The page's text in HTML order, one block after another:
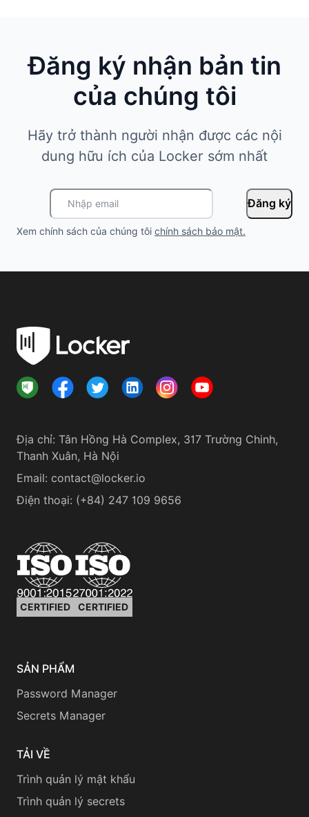
Đăng ký nhận bản tin
của chúng tôi
Hãy trở thành người nhận được các nội
dung hữu ích của Locker sớm nhất
Đăng ký
Xem chính sách của chúng tôi chính sách bảo mật.
Địa chỉ: Tân Hồng Hà Complex, 317 Trường Chinh,
Thanh Xuân, Hà Nội
Email: contact@locker.io
Điện thoại: (+84) 247 109 9656
CERTIFIED CERTIFIED
SẢN PHẨM
Password Manager
Secrets Manager
TẢI VỀ
Trình quản lý mật khẩu
Trình quản lý secrets